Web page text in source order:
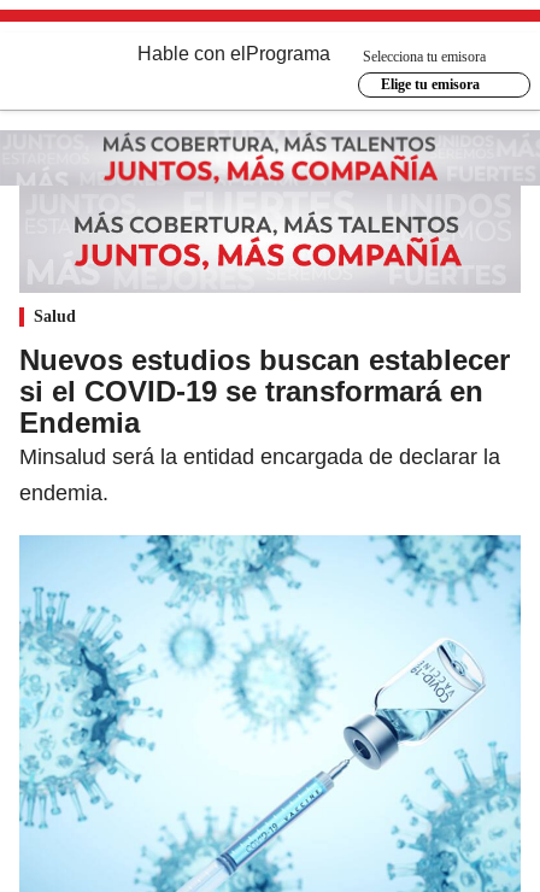
Hable con el Programa
Selecciona tu emisora
Elige tu emisora
Salud
Nuevos estudios buscan establecer
si el COVID-19 se transformará en
Endemia
Minsalud será la entidad encargada de declarar la
endemia.